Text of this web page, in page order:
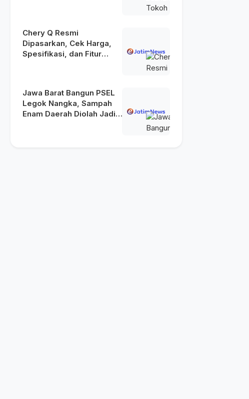
Chery Q Resmi
Dipasarkan, Cek Harga,
Spesifikasi, dan Fitur
Jawa Barat Bangun PSEL
Legok Nangka, Sampah
Enam Daerah Diolah Jadi